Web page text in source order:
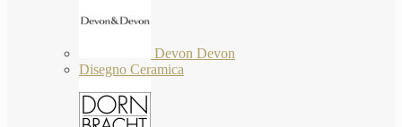
Devon Devon
Disegno Ceramica